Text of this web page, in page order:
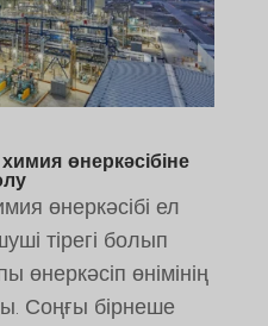
өнеркәсібіне
өнеркәсібі ел
тірегі болып
өнімінің
Соңғы бірнеше